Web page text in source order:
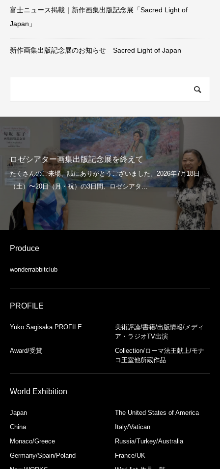
富士ニュース掲載｜新作画集出版記念展「Sacred Light of
Japan」
新作画集出版記念展のお知らせ Sacred Light of Japan
ロゼシアター画集出版記念展を終えて
Produce
wonderrabbitclub
PROFILE
Yuko Sagisaka PROFILE
美術評論/書籍/出版情報/メディ
ア・ラジオTV出演
Award/受賞
Collection/ローマ法王献上/モナ
コ王室他所蔵作品
World Exhibition
Japan
The United States of America
China
Italy/Vatican
Monaco/Greece
Russia/Turkey/Australia
Germany/Spain/Poland
France/UK